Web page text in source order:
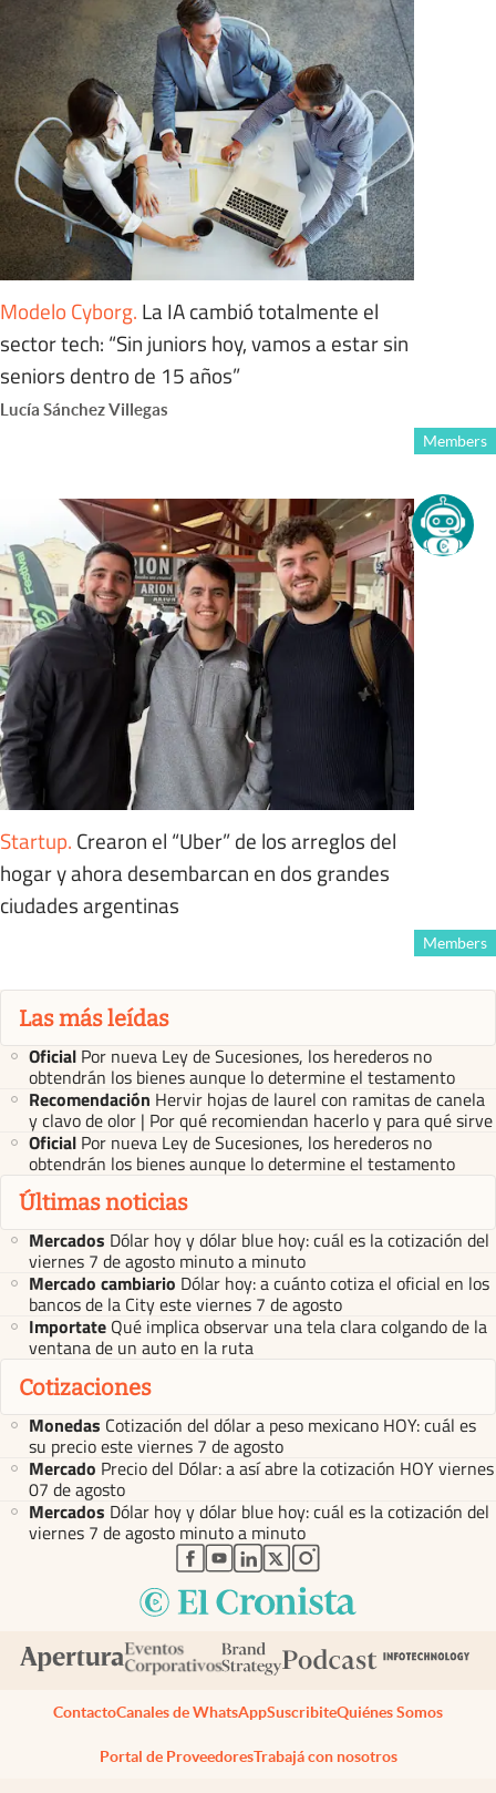
Modelo Cyborg. La IA cambió totalmente el
sector tech: “Sin juniors hoy, vamos a estar sin
seniors dentro de 15 años”
Lucía Sánchez Villegas
Members
Startup. Crearon el “Uber” de los arreglos del
hogar y ahora desembarcan en dos grandes
ciudades argentinas
Members
Las más leídas
Oficial Por nueva Ley de Sucesiones, los herederos no
obtendrán los bienes aunque lo determine el testamento
Recomendación Hervir hojas de laurel con ramitas de canela
y clavo de olor | Por qué recomiendan hacerlo y para qué sirve
Oficial Por nueva Ley de Sucesiones, los herederos no
obtendrán los bienes aunque lo determine el testamento
Últimas noticias
Mercados Dólar hoy y dólar blue hoy: cuál es la cotización del
viernes 7 de agosto minuto a minuto
Mercado cambiario Dólar hoy: a cuánto cotiza el oficial en los
bancos de la City este viernes 7 de agosto
Importate Qué implica observar una tela clara colgando de la
ventana de un auto en la ruta
Cotizaciones
Monedas Cotización del dólar a peso mexicano HOY: cuál es
su precio este viernes 7 de agosto
Mercado Precio del Dólar: a así abre la cotización HOY viernes
07 de agosto
Mercados Dólar hoy y dólar blue hoy: cuál es la cotización del
viernes 7 de agosto minuto a minuto
abre en nueva pestaña
abre en nueva pestaña
abre en nueva pestaña
abre en nueva pestaña
abre en nueva pestaña
ContactoCanales de WhatsAppSuscribiteQuiénes Somos
Portal de ProveedoresTrabajá con nosotros